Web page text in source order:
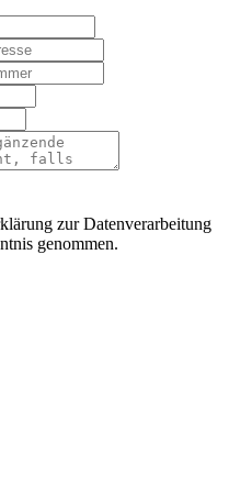
zur Datenverarbeitung
genommen.